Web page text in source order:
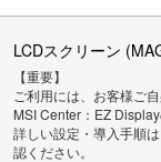
LCDスクリーン
【重要】
ご利用には、お客様ご
MSI Center：EZ Display
詳しい設定・導入手順
認ください。